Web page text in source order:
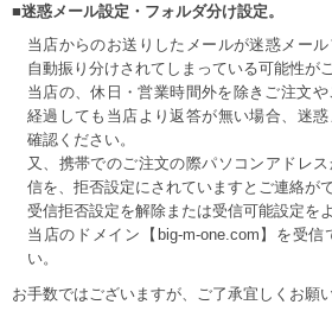
■迷惑メール設定・フォルダ分け設定。
当店からのお送りしたメールが迷惑メー
自動振り分けされてしまっている可能性が
当店の、休日・営業時間外を除きご注文
経過しても当店より返答が無い場合、迷
確認ください。
又、携帯でのご注文の際パソコンアドレ
信を、拒否設定にされていますとご連絡が
受信拒否設定を解除または受信可能設定を
当店のドメイン【big-m-one.com】を受
い。
お手数ではございますが、ご了承宜しくお願